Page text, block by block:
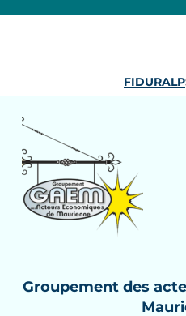
FIDURALP
Groupement des